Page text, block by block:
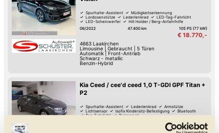
Spurhalte-Assistent
Müdigkeitserkennung
Lordosenstütze
Lederlenkrad
LED-Tag-Fahrlicht
LED-Scheinwerfer
Hill Holder / Berg-Anfahrhilfe
Beheiztes Lenkrad
06/2022 47.400 km 105 PS (77 kW)
€ 18.770,-
4663 Laakirchen
Limousine| Gebraucht
5 Türen
Automatik| Front-Antrieb
Schwarz - metallic
Benzin-Hybrid
Kia Ceed / cee'd ceed 1,0 T-GDI GPF Titan +
P2
Spurhalte-Assistent Lederlenkrad
Armstütze
Lichtsensor
Isofix Kindersitz-Befestigung
Bluetooth
Tag-Fahrlicht
Tempomat
101 PS (74 kW)
€ 11.990,-